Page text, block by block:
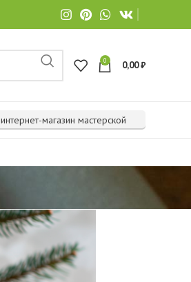
0 0,00₽
интернет-магазин мастерской